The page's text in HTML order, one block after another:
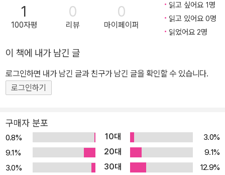
를 항상 가슴속에 품고 살아가고 있는 (예비) 프로그래머 _지속적 수
학 공부에 동기가 필요한 프로그래머 _수학을 자신의 무기로 만들어
게 어떻게 무기가 되는가 저자들은 수학이 자신들의 삶에 어떻게 무
기가 되었는지를 이야기해주고 있다. 이재현 저자는 인문학 전공자로
SI를 거쳐 솔루션 개발자로, 그리고 이제 인공지능 전문가로 끊임없
이 도전해왔다. 최근에는 과학 철학 수학까지 아우르는 [지능의 본질
그 중심에는 바로 '수학'이 있었다. 생물학을 전공한 이정설 저자는 인
생에서 가장 중요한 순간으로 수학 공부에 전념했던 대학원 시절을
꼽을 정도로 수학에 대한 애착이 누구보다도 강하다. 이제는 '수학 없
는 코딩은 상상할 수 없다'고 이야기한다. 책에서도 자주 언급되지만,
1
100자평
0
리뷰
0
마이페이퍼
읽고 싶어요 1명
읽고 있어요 0명
읽었어요 2명
이 책에 내가 남긴 글
로그인하면 내가 남긴 글과 친구가 남긴 글을 확인할 수 있습니다.
로그인하기
구매자 분포
0.8% 10대
3.0%
9.1%
20대
9.1%
3.0%
30대
12.9%